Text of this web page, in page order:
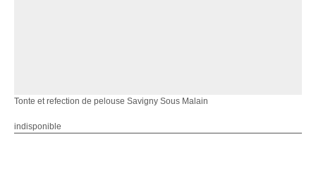
Tonte et refection de pelouse Savigny Sous Malain
indisponible